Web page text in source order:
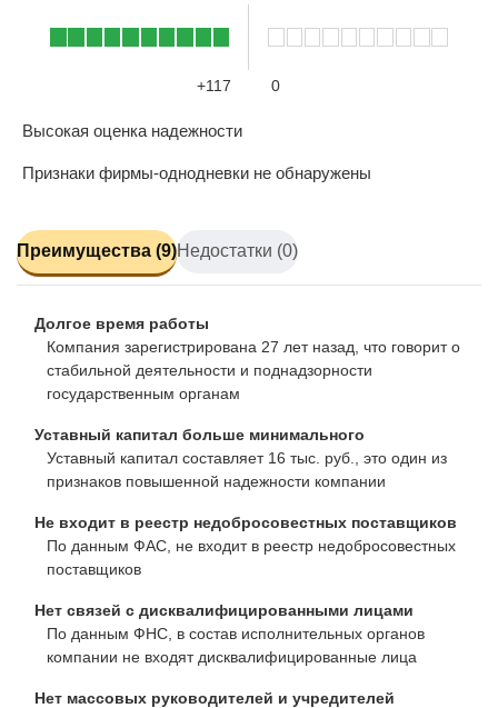
+117 0
Высокая оценка надежности
Признаки фирмы-однодневки не обнаружены
Преимущества (9)Недостатки (0)
Долгое время работы
Компания зарегистрирована 27 лет назад, что говорит о
стабильной деятельности и поднадзорности
государственным органам
Уставный капитал больше минимального
Уставный капитал составляет 16 тыс. руб., это один из
признаков повышенной надежности компании
Не входит в реестр недобросовестных поставщиков
По данным ФАС, не входит в реестр недобросовестных
поставщиков
Нет связей с дисквалифицированными лицами
По данным ФНС, в состав исполнительных органов
компании не входят дисквалифицированные лица
Нет массовых руководителей и учредителей